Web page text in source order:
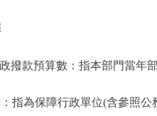
款預算數：指本部門當年部
為保障行政單位(含參照公